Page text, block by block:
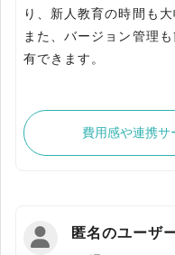
り、新人教育の時間も
また、バージョン管理
有できます。
費用感や連携サ
匿名のユーザ